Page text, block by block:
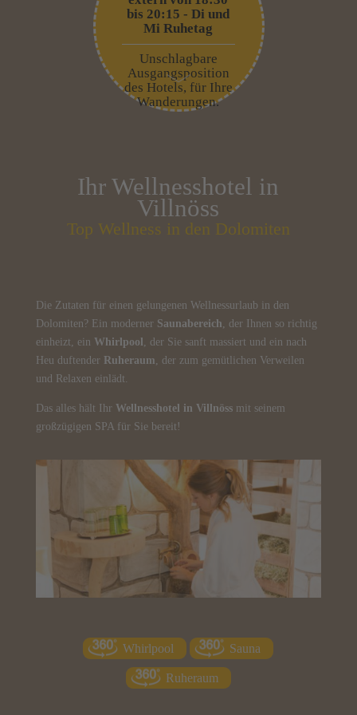
bis 20:15 - Di und
Mi Ruhetag
Unschlagbare
Ausgangsposition
des Hotels, für Ihre
Wanderungen.
Ihr Wellnesshotel in
Villnöss
Top Wellness in den Dolomiten
Die Zutaten für einen gelungenen Wellnessurlaub in den
Dolomiten? Ein moderner Saunabereich , der Ihnen so richtig
einheizt, ein Whirlpool
, der Sie sanft massiert und ein nach
Heu duftender Ruheraum , der zum gemütlichen Verweilen
und Relaxen einlädt.
Das alles hält Ihr Wellnesshotel in Villnössmit seinem
großzügigen SPA für Sie bereit!
Whirlpool Sauna
Ruheraum